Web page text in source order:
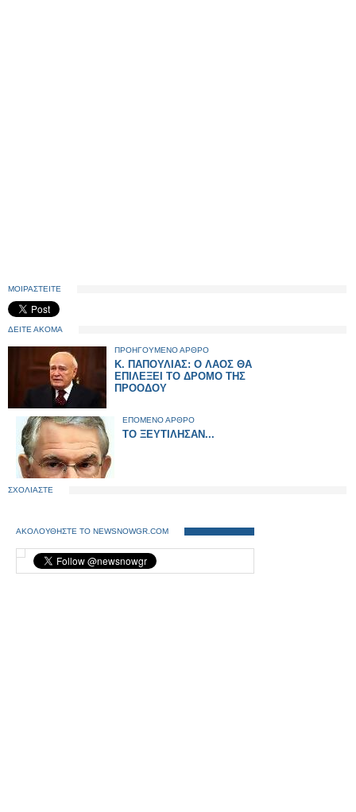
ΜΟΙΡΑΣΤΕΙΤΕ
ΔΕΙΤΕ ΑΚΟΜΑ
ΠΡΟΗΓΟΥΜΕΝΟ ΑΡΘΡΟ
Κ. ΠΑΠΟΥΛΙΑΣ: Ο ΛΑΟΣ ΘΑ
ΕΠΙΛΕΞΕΙ ΤΟ ΔΡΟΜΟ ΤΗΣ
ΠΡΟΟΔΟΥ
ΕΠΟΜΕΝΟ ΑΡΘΡΟ
ΤΟ ΞΕΥΤΙΛΗΣΑΝ...
ΣΧΟΛΙΑΣΤΕ
ΑΚΟΛΟΥΘΗΣΤΕ ΤΟ NEWSNOWGR.COM